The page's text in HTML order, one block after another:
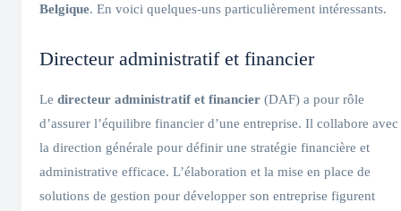
Belgique. En voici quelques-uns particulièrement intéressants.
Directeur administratif et financier
Le directeur administratif et financier (DAF) a pour rôle
d’assurer l’équilibre financier d’une entreprise. Il collabore avec
la direction générale pour définir une stratégie financière et
administrative efficace. L’élaboration et la mise en place de
solutions de gestion pour développer son entreprise figurent